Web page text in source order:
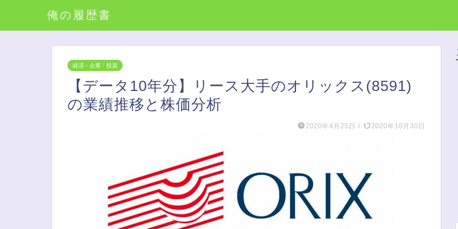
俺の履歴書
経済・企業・投資
【データ10年分】リース大手のオリックス(8591)
の業績推移と株価分析
2020年4月25日 / 2020年10月30日